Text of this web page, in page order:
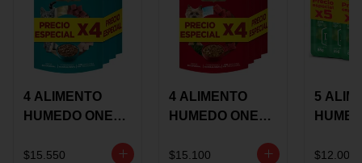
4 ALIMENTO
HUMEDO ONE
85 GRS
$15.550
4 ALIMENTO
HUMEDO ONE
85 GRS
$15.100
5
$12.000